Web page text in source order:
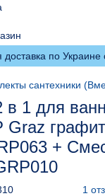
доставка по Украине
сантехники
в 1 для
Graz
+
1